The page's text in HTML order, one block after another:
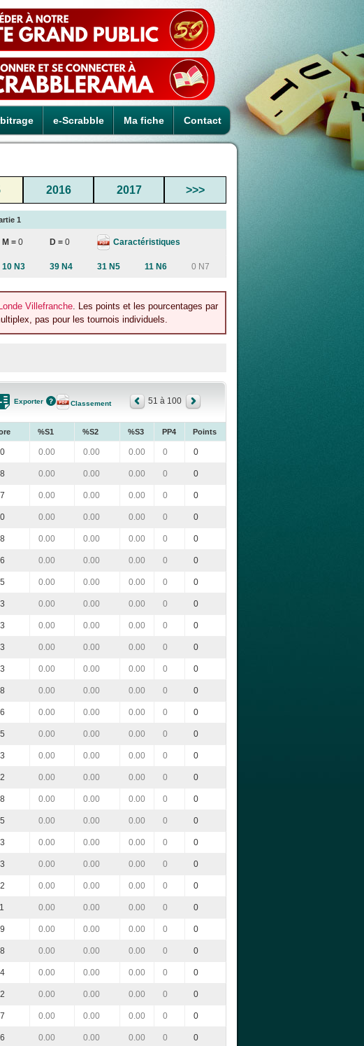
e-Scrabble Ma fiche Contact
2016 2017 >>>
1
M = 0 D = 0 Caractéristiques
10 N3 39 N4 31 N5 11 N6 0 N7
Villefranche. Les points et les pourcentages par
pas pour les tournois individuels.
Exporter Classement 51 à 100
%S1 %S2 %S3 PP4 Points
0.00 0.00 0.00 0 0
0.00 0.00 0.00 0 0
0.00 0.00 0.00 0 0
0.00 0.00 0.00 0 0
0.00 0.00 0.00 0 0
0.00 0.00 0.00 0 0
0.00 0.00 0.00 0 0
0.00 0.00 0.00 0 0
0.00 0.00 0.00 0 0
0.00 0.00 0.00 0 0
0.00 0.00 0.00 0 0
0.00 0.00 0.00 0 0
0.00 0.00 0.00 0 0
0.00 0.00 0.00 0 0
0.00 0.00 0.00 0 0
0.00 0.00 0.00 0 0
0.00 0.00 0.00 0 0
0.00 0.00 0.00 0 0
0.00 0.00 0.00 0 0
0.00 0.00 0.00 0 0
0.00 0.00 0.00 0 0
0.00 0.00 0.00 0 0
0.00 0.00 0.00 0 0
0.00 0.00 0.00 0 0
0.00 0.00 0.00 0 0
0.00 0.00 0.00 0 0
0.00 0.00 0.00 0 0
0.00 0.00 0.00 0 0